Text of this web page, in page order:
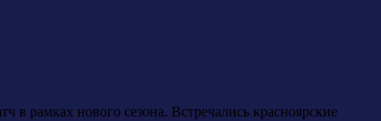
в рамках нового сезона. Встречались красноярские